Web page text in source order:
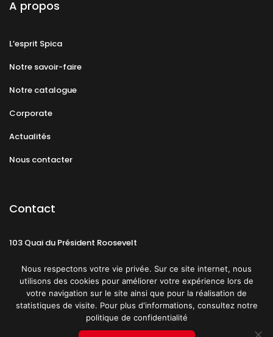
A propos
L’esprit Spica
Notre savoir-faire
Notre catalogue
Corporate
Actualités
Nous contacter
Contact
103 Quai du Président Roosevelt
CGU Politique de confidentialité
Nous respectons votre vie privée. Sur ce site internet, nous
utilisons des cookies pour améliorer votre expérience lors de
votre navigation sur le site ainsi que pour la réalisation de
statistiques de visite. Pour plus d'informations, consultez notre
politique de confidentialité